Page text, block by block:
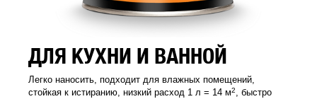
ДЛЯ КУХНИ И ВАННОЙ
Легко наносить, подходит для влажных помещений,
стойкая к истиранию, низкий расход 1 л = 14 м2, быстро